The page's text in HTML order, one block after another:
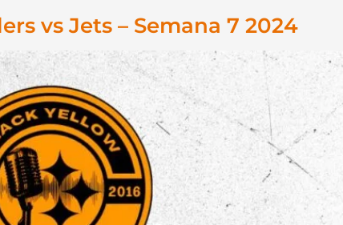
vs Jets – Semana 7 2024